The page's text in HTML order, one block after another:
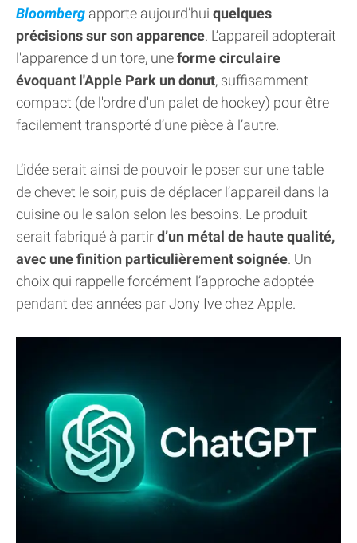
Bloomberg apporte aujourd’hui quelques
précisions sur son apparence. L’appareil adopterait
l'apparence d'un tore, uneforme circulaire
évoquantl'Apple Park un donut, suffisamment
compact (de l'ordre d'un palet de hockey) pour être
facilement transporté d’une pièce à l’autre.
L’idée serait ainsi de pouvoir le poser sur une table
de chevet le soir, puis de déplacer l’appareil dans la
cuisine ou le salon selon les besoins. Le produit
serait fabriqué à partird’un métal de haute qualité,
avec une finition particulièrement soignée. Un
choix qui rappelle forcément l’approche adoptée
pendant des années par Jony Ive chez Apple.